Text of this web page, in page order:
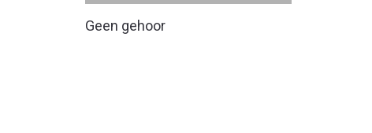
Geen gehoor